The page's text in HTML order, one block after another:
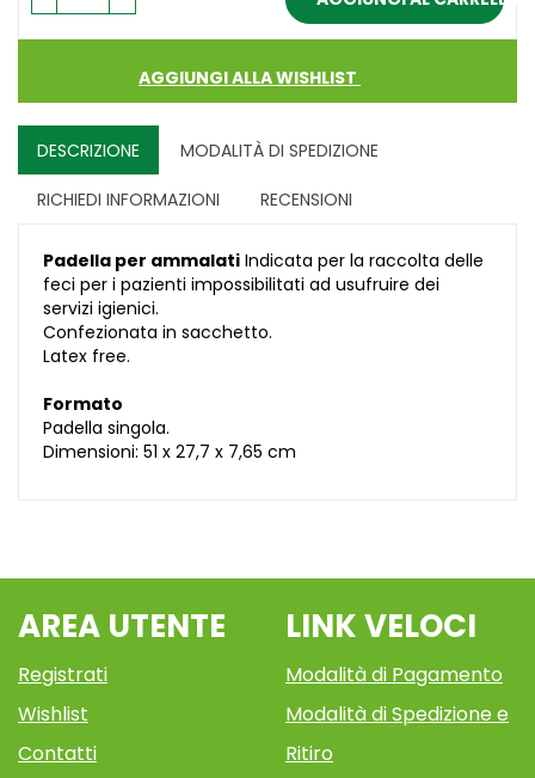
AGGIUNGI ALLA WISHLIST
DESCRIZIONE MODALITÀ DI SPEDIZIONE
RICHIEDI INFORMAZIONI RECENSIONI
Padella per ammalati Indicata per la raccolta delle
feci per i pazienti impossibilitati ad usufruire dei
servizi igienici.
Confezionata in sacchetto.
Latex free.
Formato
Padella singola.
Dimensioni: 51 x 27,7 x 7,65 cm
AREA UTENTE
Registrati
Wishlist
Contatti
LINK VELOCI
Modalità di Pagamento
Modalità di Spedizione e
Ritiro